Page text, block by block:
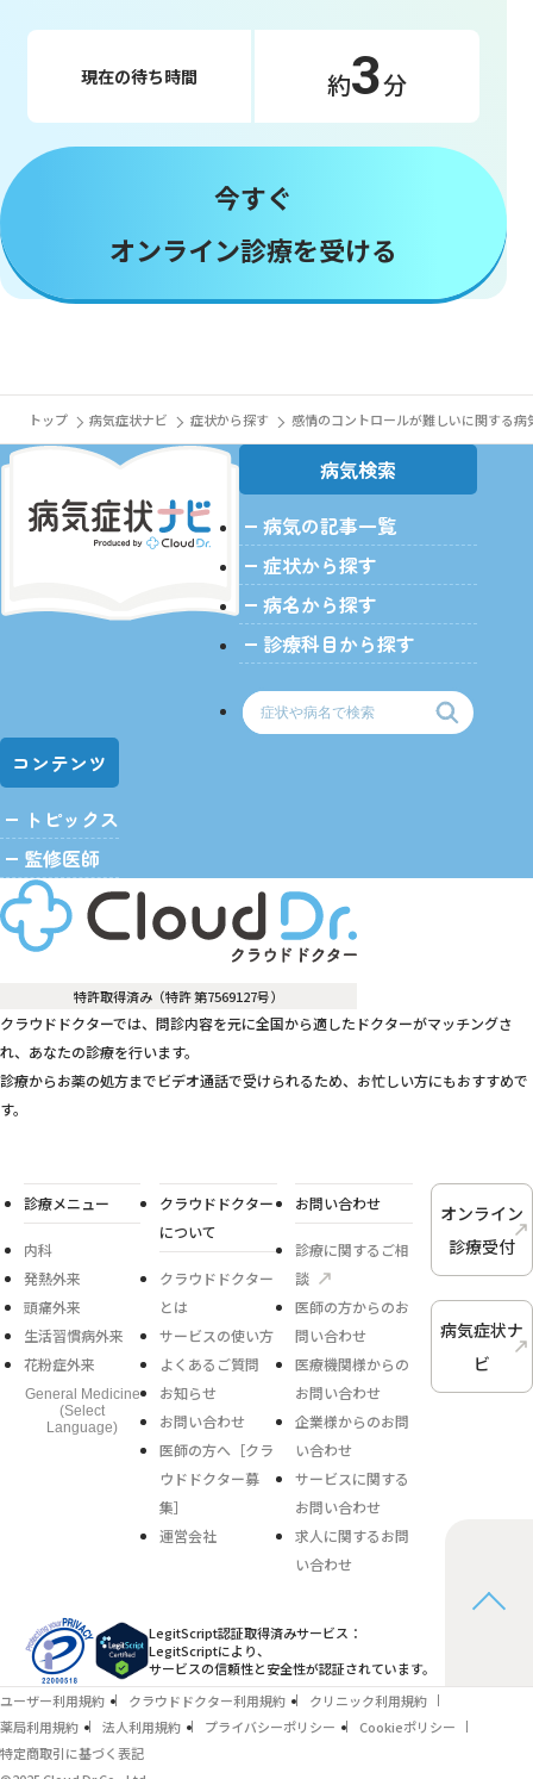
現在の待ち時間 約3分
今すぐ
オンライン診療を受ける
トップ 病気症状ナビ 症状から探す 感情のコントロールが難しいに関する病
病気検索
病気の記事一覧
症状から探す
病名から探す
診療科目から探す
コンテンツ
トピックス
監修医師
特許取得済み（特許 第7569127号）
クラウドドクターでは、問診内容を元に全国から適したドクターがマッチングさ
れ、あなたの診療を行います。
診療からお薬の処方までビデオ通話で受けられるため、お忙しい方にもおすすめで
す。
診療メニュー
内科
発熱外来
頭痛外来
生活習慣病外来
花粉症外来
General Medicine
(Select
Language)
クラウドドクター
について
クラウドドクター
とは
サービスの使い方
よくあるご質問
お知らせ
お問い合わせ
医師の方へ［クラ
ウドドクター募
集］
運営会社
お問い合わせ
診療に関するご相
談
医師の方からのお
問い合わせ
医療機関様からの
お問い合わせ
企業様からのお問
い合わせ
サービスに関する
お問い合わせ
求人に関するお問
い合わせ
オンライン
診療受付
病気症状ナ
ビ
LegitScript認証取得済みサービス：
LegitScriptにより、
サービスの信頼性と安全性が認証されています。
ユーザー利用規約
クラウドドクター利用規約
クリニック利用規約
薬局利用規約
法人利用規約 プライバシーポリシー
Cookieポリシー
特定商取引に基づく表記